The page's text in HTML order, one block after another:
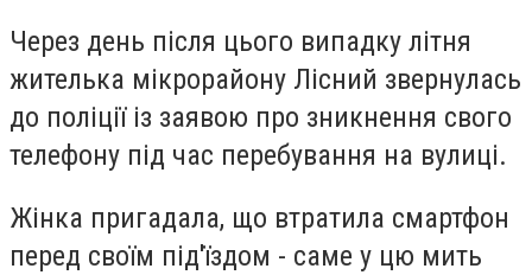
Через день після цього випадку літня
жителька мікрорайону Лісний звернулась
до поліції із заявою про зникнення свого
телефону під час перебування на вулиці.
Жінка пригадала, що втратила смартфон
перед своїм під'їздом - саме у цю мить